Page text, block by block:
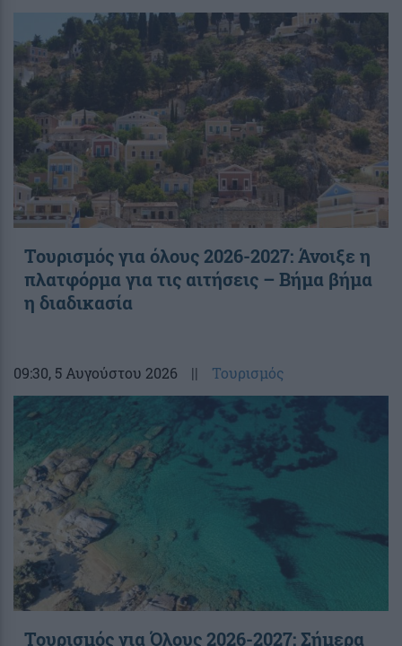
Τουρισμός για όλους 2026-2027: Άνοιξε η
πλατφόρμα για τις αιτήσεις – Βήμα βήμα
η διαδικασία
09:30, 5 Αυγούστου 2026 || Τουρισμός
Τουρισμός για Όλους 2026-2027: Σήμερα